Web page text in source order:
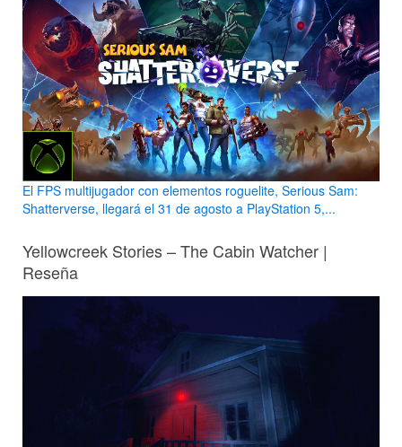
El FPS multijugador con elementos roguelite, Serious Sam:
Shatterverse, llegará el 31 de agosto a PlayStation 5,...
Yellowcreek Stories – The Cabin Watcher |
Reseña